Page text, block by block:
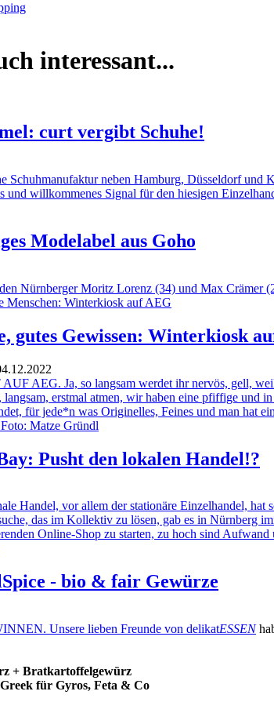
interessant...
curt vergibt Schuhe!
Schuhmanufaktur neben Hamburg, Düsseldorf
und willkommenes Signal für den hiesigen
Modelabel aus Goho
Nürnberger Moritz Lorenz (34) und Max Crämer
gutes Gewissen: Winterkiosk
AEG. Ja, so langsam werdet ihr nervös, gell, weil
langsam, erstmal atmen, wir haben eine pfiffige und
für jede*n was Originelles, Feines und man hat
Pusht den lokalen Handel!?
Handel, vor allem der stationäre Einzelhandel, hat
das im Kollektiv zu lösen, gab es in Nürnberg
Online-Shop zu starten, zu hoch sind
- bio & fair Gewürze
Unsere lieben Freunde von delikatESSEN
+ Bratkartoffelgewürz
für Gyros, Feta & Co